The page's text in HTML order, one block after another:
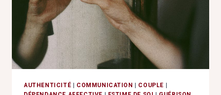
AUTHENTICITÉ | COMMUNICATION | COUPLE |